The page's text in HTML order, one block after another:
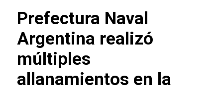
Prefectura Naval
Argentina realizó
múltiples
allanamientos en la